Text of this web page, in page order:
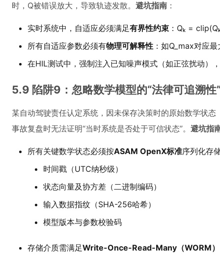
时，Q被错误放大，导致轨迹发散。 避坑指南 ：
实时系统中，自适应必须满足有界性约束 ：Qₖ =
所有自适应参数必须有物理可解释性 ：如Q_max对应
在HIL测试中，强制注入已知噪声模式（如正弦扰动）
5.9 陷阱9：忽略数学模型的“法律可追溯
某自动驾驶责任认定系统，因未保存决策时的原始数学状
事故复盘时无法证明“当时系统是否处于可信状态”。 避坑指
所有关键数学状态必须按ASAM OpenX标准序列化存
时间戳（UTC纳秒级）
状态向量及协方差（二进制编码）
输入数据指纹（SHA-256哈希）
模型版本与参数校验码
存储介质需满足Write-Once-Read-Many（WORM）